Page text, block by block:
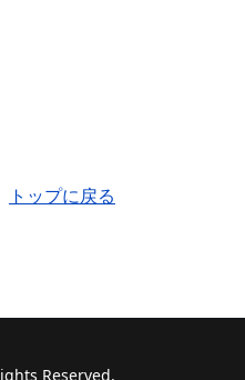
トップに戻る
Reserved.